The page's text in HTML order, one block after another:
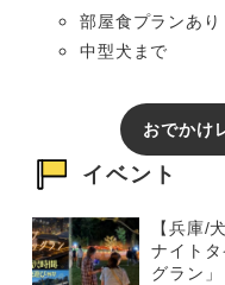
部屋食プランあり
中型犬まで
おでかけ
イベント
【兵庫/
ナイト
グラン